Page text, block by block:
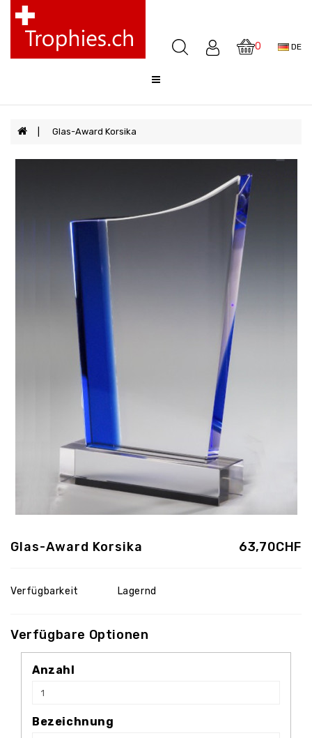
0 DE
Pokale
Medaillen
Awards
Glocken
Sale
FAQ
Glas-Award Korsika
63,70CHF
Glas-Award Korsika
Verfügbarkeit Lagernd
Verfügbare Optionen
Anzahl
Bezeichnung